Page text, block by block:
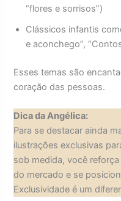
“flores e sorrisos”)
Clássicos infantis
e aconchego”,
Esses temas são
coração das pessoas.
Dica da Angélica:
Para se destacar ainda
ilustrações exclusivas
sob medida, você
do mercado e se
Exclusividade é um